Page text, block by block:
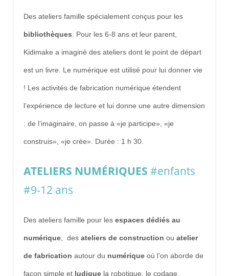
Des ateliers famille spécialement conçus pour les
bibliothèques Pour les 6-8 ans et leur parent,
Kidimake a imaginé des ateliers dont le point de départ
est un livre. Le numérique est utilisé pour lui donner vie
! Les activités de fabrication numérique étendent
l’expérience de lecture et lui donne une autre dimension
: de l’imaginaire, on passe à «je participe», «je
construis», «je crée». Durée : 1 h 30.
ATELIERS NUMÉRIQUES #enfants
#9-12 ans
Des ateliers famille pour les espaces dédiés au
numérique , des ateliers de construction ou atelier
de fabrication autour du numérique où l’on aborde de
façon simple et ludique la robotique, le codage,